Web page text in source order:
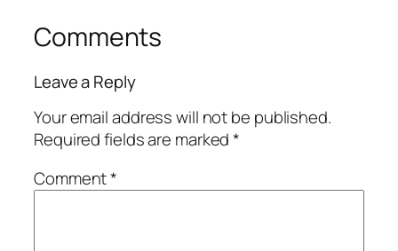
Comments
Leave a Reply
Your email address will not be published.
Required fields are marked*
Comment*